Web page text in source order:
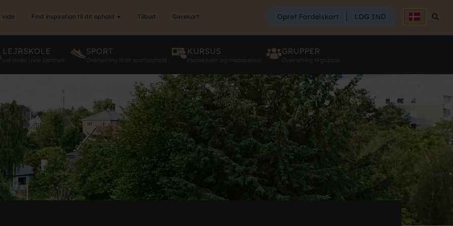
SØG
Søg
Opret Fordelskort LOG IND
vide Find inspiration til dit ophold Tilbud Gavekort
LEJRSKOLE
Lejrskoler i hele Danmark
SPORT
Overnatning til dit sportsophold
KURSUS
Mødelokaler og mødepakker
GRUPPER
Overnatning til grupper